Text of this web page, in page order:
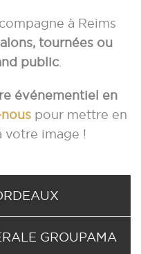
à Reims
tournées ou
public.
événementiel en
pour mettre en
votre image !
GROUPAMA